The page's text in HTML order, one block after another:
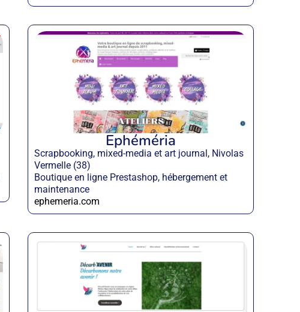
Ephéméria
Scrapbooking, mixed-media et art journal, Nivolas
Vermelle (38)
Boutique en ligne Prestashop, hébergement et
maintenance
ephemeria.com